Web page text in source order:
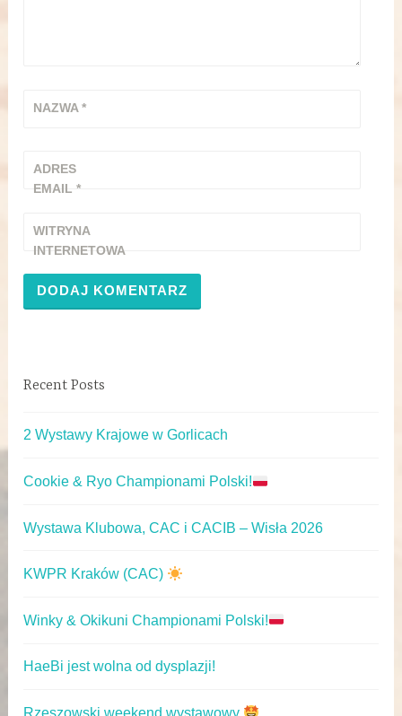
NAZWA*
ADRES
EMAIL*
WITRYNA
INTERNETOWA
Recent Posts
2 Wystawy Krajowe w Gorlicach
Cookie & Ryo Championami Polski!
Wystawa Klubowa, CAC i CACIB – Wisła 2026
KWPR Kraków (CAC)
Winky & Okikuni Championami Polski!
HaeBi jest wolna od dysplazji!
Rzeszowski weekend wystawowy